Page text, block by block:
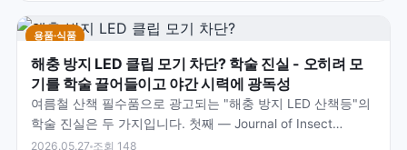
용품·식품
해충 방지 LED 클립 모기 차단? 학술 진실 - 오히려 모
기를 학술 끌어들이고 야간 시력에 광독성
여름철 산책 필수품으로 광고되는 "해충 방지 LED 산책등"의
학술 진실은 두 가지입니다. 첫째 — Journal of Insect
Science 2017 학술 (New…
2026.05.27 조회 148